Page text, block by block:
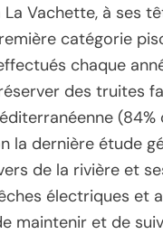
La Vachette, à ses
catégorie
chaque
des truites
(84%
la dernière étude
de la rivière et
électriques et
maintenir et de